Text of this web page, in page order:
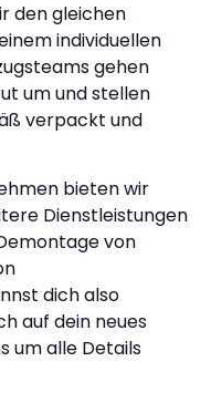
den gleichen
individuellen
gehen
um und stellen
verpackt und
bieten wir
Dienstleistungen
von
dich also
auf dein neues
um alle Details